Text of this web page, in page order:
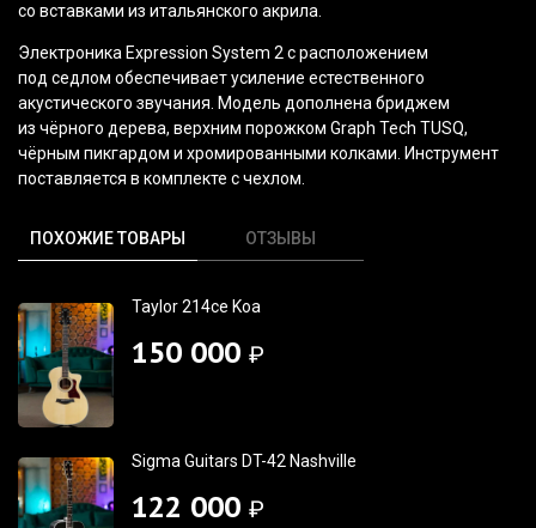
со вставками из итальянского акрила.
Электроника Expression System 2 с расположением
под седлом обеспечивает усиление естественного
акустического звучания. Модель дополнена бриджем
из чёрного дерева, верхним порожком Graph Tech TUSQ,
чёрным пикгардом и хромированными колками. Инструмент
поставляется в комплекте с чехлом.
ПОХОЖИЕ ТОВАРЫ ОТЗЫВЫ
Taylor 214ce Koa
150 000 ₽
Sigma Guitars DT-42 Nashville
122 000 ₽